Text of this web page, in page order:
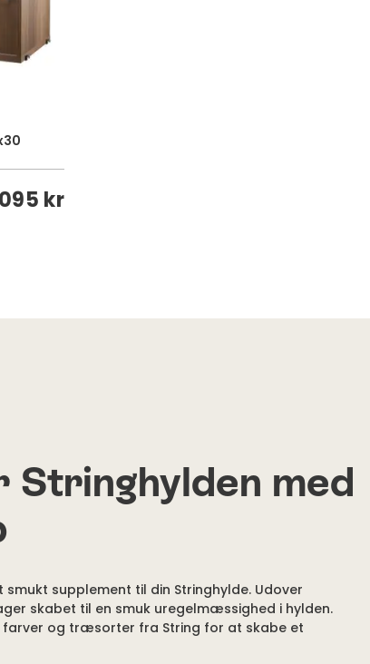
kr
Stringhylden med
supplement til din Stringhylde. Udover
skabet til en smuk uregelmæssighed i hylden.
og træsorter fra String for at skabe et